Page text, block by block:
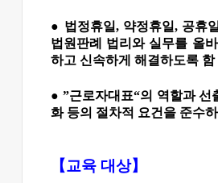
● 법정휴일, 약정휴일, 공휴
법원판례 법리와 실무를 올
하고 신속하게 해결하도록 함
●”근로자대표“의 역할과 선
화 등의 절차적 요건을 준수
【 교육 대상】